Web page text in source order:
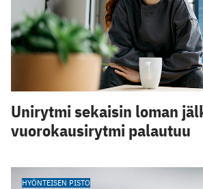
Unirytmi sekaisin loman
vuorokausirytmi palautuu
HYÖNTEISEN PISTO